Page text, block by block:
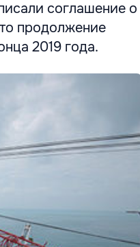
соглашение о
продолжение
2019 года.